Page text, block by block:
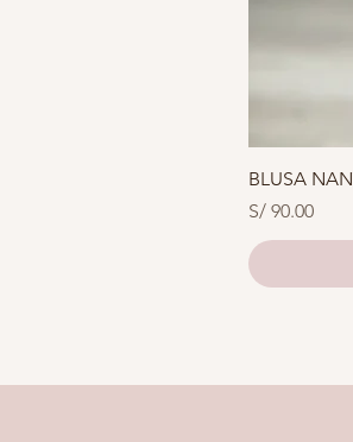
BLUSA
Precio
S/ 90.00